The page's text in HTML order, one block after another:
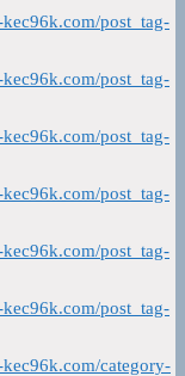
post_tag-
post_tag-
post_tag-
post_tag-
post_tag-
post_tag-
category-